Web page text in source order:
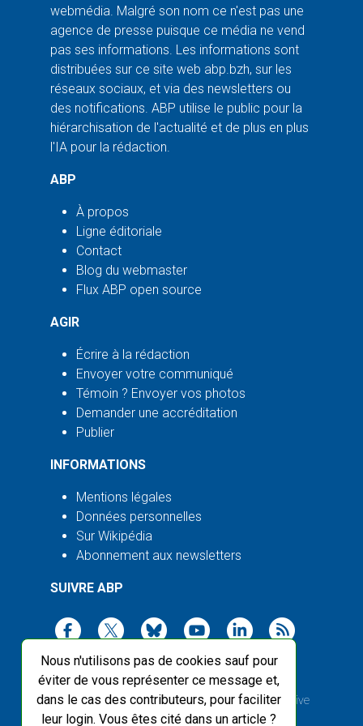
Nous n'utilisons pas de cookies sauf pour
éviter de vous représenter ce message et,
dans le cas des contributeurs, pour faciliter
leur login. Vous êtes cité dans un article ?
webmédia. Malgré son nom ce n'est pas une
agence de presse puisque ce média ne vend
pas ses informations. Les informations sont
distribuées sur ce site web abp.bzh, sur les
réseaux sociaux, et via des newsletters ou
des notifications. ABP utilise le public pour la
hiérarchisation de l'actualité et de plus en plus
l'IA pour la rédaction.
ABP
À propos
Ligne éditoriale
Contact
Blog du webmaster
Flux ABP open source
AGIR
Écrire à la rédaction
Envoyer votre communiqué
Témoin ? Envoyer vos photos
Demander une accréditation
Publier
INFORMATIONS
Mentions légales
Données personnelles
Sur Wikipédia
Abonnement aux newsletters
SUIVRE ABP
2003-2026 ©Agence Bretagne Presse, sauf Creative
Commons